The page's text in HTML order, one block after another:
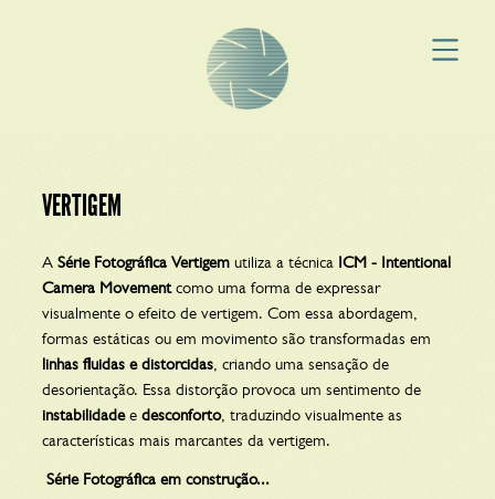
VERTIGEM
A Série Fotográfica Vertigemutiliza a técnica ICM - Intentional
Camera Movementcomo uma forma de expressar
visualmente o efeito de vertigem. Com essa abordagem,
formas estáticas ou em movimento são transformadas em
linhas fluidas e distorcidas, criando uma sensação de
desorientação. Essa distorção provoca um sentimento de
instabilidadee desconforto, traduzindo visualmente as
características mais marcantes da vertigem.
Série Fotográfica em construção...